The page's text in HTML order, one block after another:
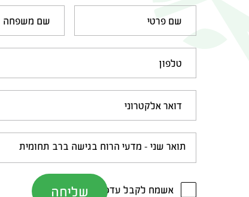
שם פרטי שם משפחה
טלפון
דואר אלקטרוני
תואר שני - מדעי הרוח בגישה ברב תחומית
אשמח לקבל עדכונים והצעות במייל